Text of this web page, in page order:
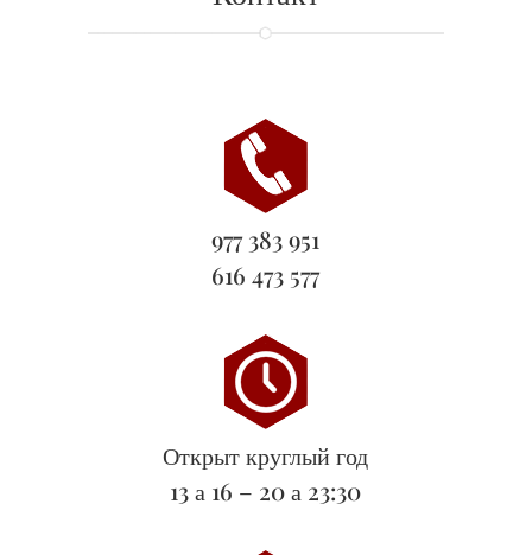
977 383 951
616 473 577
Открыт круглый год
13 а 16 – 20 а 23:30